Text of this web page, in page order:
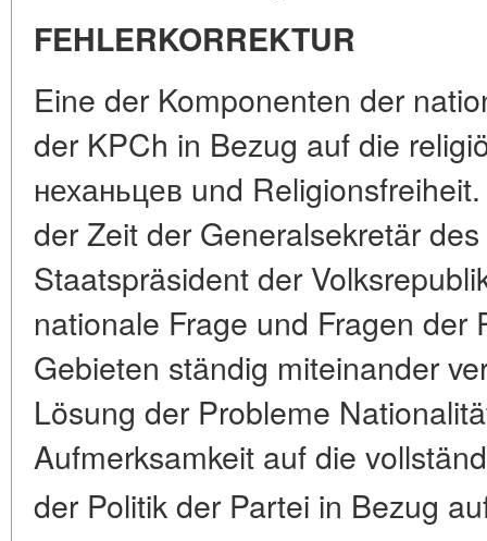
FEHLERKORREKTUR
Eine der Komponenten der
der KPCh in Bezug auf die
неханьцев und
der Zeit der Generalsekretär
Staatspräsident der
nationale Frage und Fragen der
Gebieten ständig miteinander
Lösung der Probleme
Aufmerksamkeit auf die
der Politik der Partei in Bezug